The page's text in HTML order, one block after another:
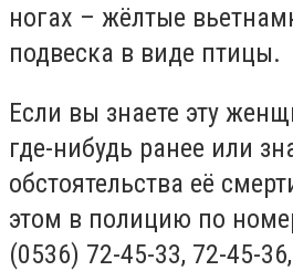
ногах – жёлтые
подвеска в виде птицы.
Если вы знаете эту
где-нибудь ранее или
обстоятельства её
этом в полицию по
(0536) 72-45-33, 72-45-